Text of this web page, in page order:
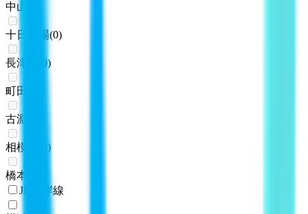
中山
十日市場(0)
長津田 0)
町田
古淵
相模原 )
橋本
JR根岸線